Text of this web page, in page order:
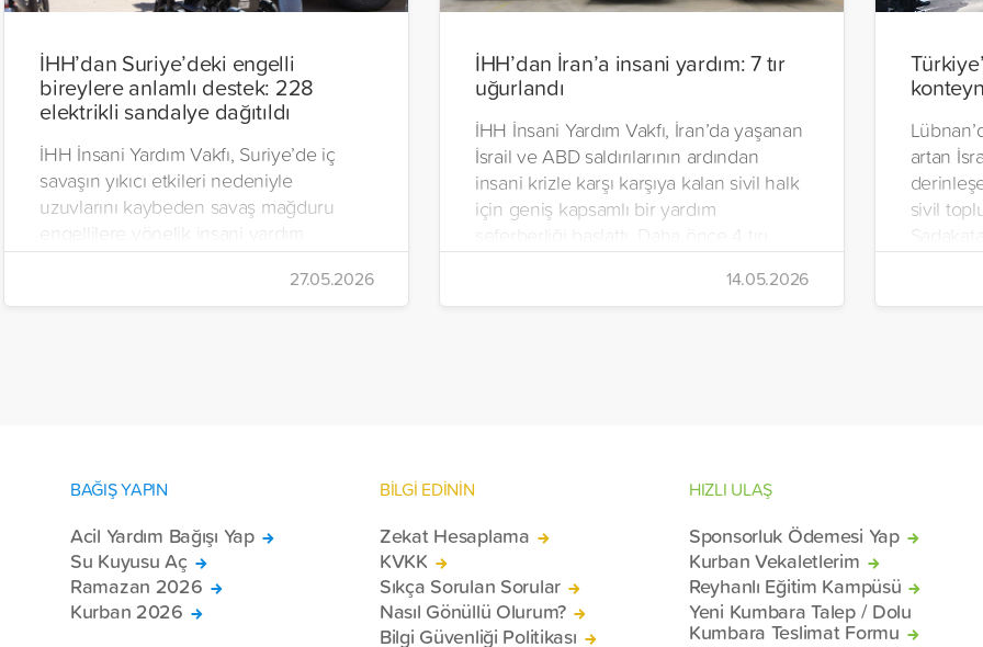
İHH’dan Suriye’deki engelli
bireylere anlamlı destek: 228
elektrikli sandalye dağıtıldı
İHH İnsani Yardım Vakfı, Suriye’de iç
savaşın yıkıcı etkileri nedeniyle
uzuvlarını kaybeden savaş mağduru
engellilere yönelik insani yardım
çalışmalarını aralıksız sürdürüyor. Vakıf,
yürütülen son projeyle Suriye’nin Şam,
Halep, Hama, Humus ve İdlib
27.05.2026
İHH’dan İran’a insani yardım: 7 tır
uğurlandı
İHH İnsani Yardım Vakfı, İran’da yaşanan
İsrail ve ABD saldırılarının ardından
insani krizle karşı karşıya kalan sivil halk
için geniş kapsamlı bir yardım
seferberliği başlattı. Daha önce 4 tırı
temel ihtiyaç malzemelerinden oluşan 7
tırı daha ülkeye uğurladı.
14.05.2026
artan
sivil
BAĞIŞ YAPIN
Acil Yardım Bağışı Yap
Su Kuyusu Aç
Ramazan 2026
Kurban 2026
BİLGİ EDİNİN
Zekat Hesaplama
KVKK
Sıkça Sorulan Sorular
Nasıl Gönüllü Olurum?
Bilgi Güvenliği Politikası
HIZLI ULAŞ
Sponsorluk Ödemesi Yap
Kurban Vekaletlerim
Reyhanlı Eğitim Kampüsü
Yeni Kumbara Talep / Dolu
Kumbara Teslimat Formu